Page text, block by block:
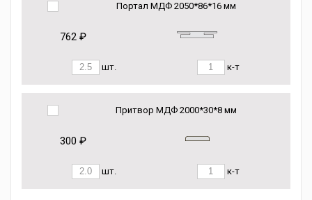
Портал МДФ 2050*86*16 мм
762 ₽
шт. к-т
Притвор МДФ 2000*30*8 мм
300 ₽
шт. к-т